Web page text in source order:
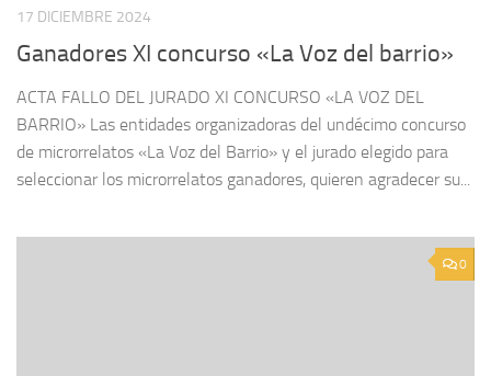
17 DICIEMBRE 2024
Ganadores XI concurso «La Voz del barrio»
ACTA FALLO DEL JURADO XI CONCURSO «LA VOZ DEL
BARRIO» Las entidades organizadoras del undécimo concurso
de microrrelatos «La Voz del Barrio» y el jurado elegido para
seleccionar los microrrelatos ganadores, quieren agradecer su...
0